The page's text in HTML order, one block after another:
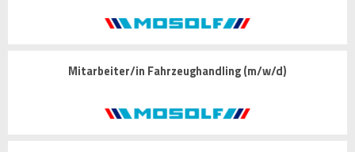
Mitarbeiter/in Fahrzeughandling (m/w/d)